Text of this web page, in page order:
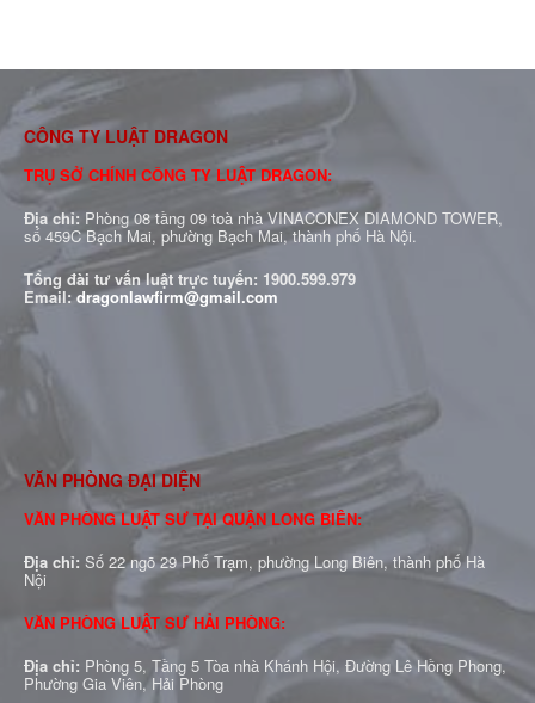
CÔNG TY LUẬT DRAGON
TRỤ SỞ CHÍNH CÔNG TY LUẬT DRAGON:
Địa chỉ: Phòng 08 tầng 09 toà nhà VINACONEX DIAMOND TOWER,
số 459C Bạch Mai, phường Bạch Mai, thành phố Hà Nội.
Tổng đài tư vấn luật trực tuyến: 1900.599.979
Email:dragonlawfirm@gmail.com
VĂN PHÒNG ĐẠI DIỆN
VĂN PHÒNG LUẬT SƯ TẠI QUẬN LONG BIÊN:
Địa chỉ: Số 22 ngõ 29 Phố Trạm, phường Long Biên, thành phố Hà
Nội
VĂN PHÒNG LUẬT SƯ HẢI PHÒNG:
Địa chỉ: Phòng 5, Tầng 5 Tòa nhà Khánh Hội, Đường Lê Hồng Phong,
Phường Gia Viên, Hải Phòng